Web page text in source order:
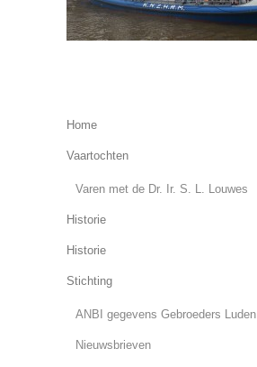
Home
Vaartochten
Varen met de Dr. Ir. S. L. Louwes
Historie
Historie
Stichting
ANBI gegevens Gebroeders Luden
Nieuwsbrieven